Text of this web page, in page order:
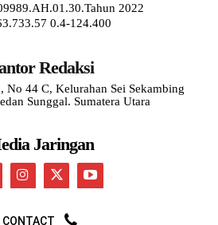
2022
0.4-124.400
Redaksi
No 44 C, Kelurahan Sei Sekambing
Sunggal. Sumatera Utara
Jaringan
CONTACT